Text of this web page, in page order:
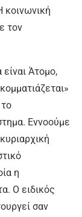
κοινωνική
τον
Άτομο,
Εννοούμε
η
Ο ειδικός
σαν